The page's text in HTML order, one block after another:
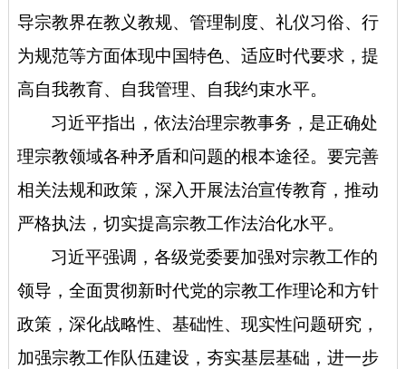
导宗教界在教义教规、管理制度、礼仪习俗、行
为规范等方面体现中国特色、适应时代要求，提
高自我教育、自我管理、自我约束水平。
习近平指出，依法治理宗教事务，是正确处
理宗教领域各种矛盾和问题的根本途径。要完善
相关法规和政策，深入开展法治宣传教育，推动
严格执法，切实提高宗教工作法治化水平。
习近平强调，各级党委要加强对宗教工作的
领导，全面贯彻新时代党的宗教工作理论和方针
政策，深化战略性、基础性、现实性问题研究，
加强宗教工作队伍建设，夯实基层基础，进一步